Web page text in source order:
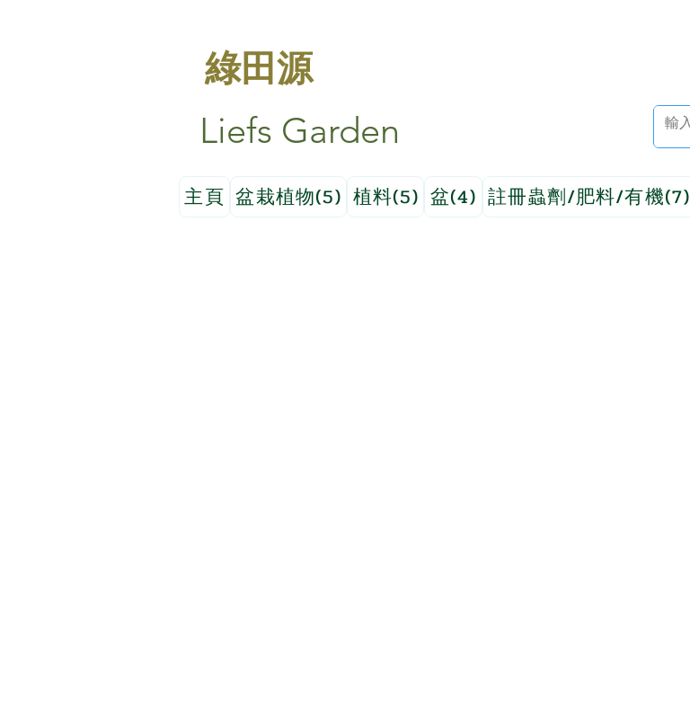
綠田源
Liefs Garden
主頁 盆栽植物(5) 植料(5) 盆(4) 註冊蟲劑/肥料/有機(7)